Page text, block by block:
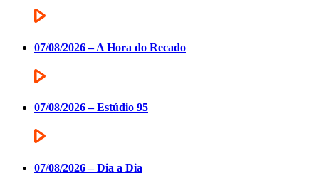
07/08/2026 – A Hora do Recado
07/08/2026 – Estúdio 95
07/08/2026 – Dia a Dia